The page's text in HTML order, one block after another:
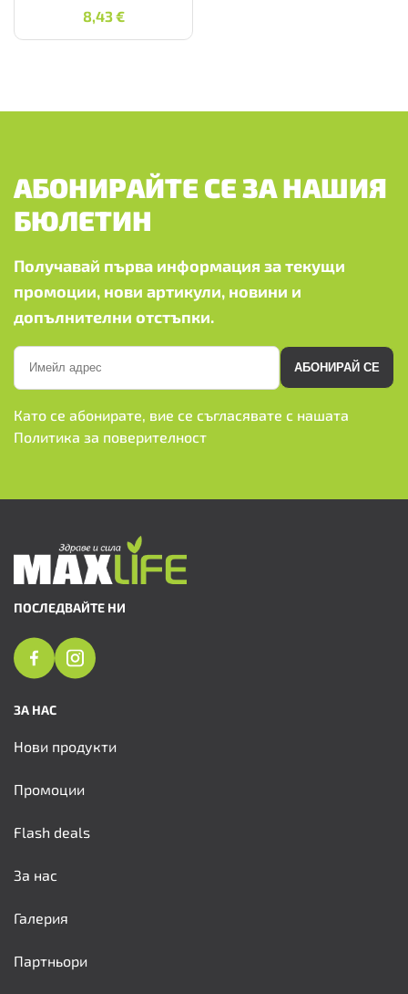
8,43€
8,43
АБОНИРАЙТЕ СЕ ЗА НАШИЯ
БЮЛЕТИН
Получавай първа информация за текущи
промоции, нови артикули, новини и
допълнителни отстъпки.
АБОНИРАЙ СЕ
Като се абонирате, вие се съгласявате с нашата
Политика за поверителност
ПОСЛЕДВАЙТЕ НИ
ЗА НАС
Нови продукти
Промоции
Flash deals
За нас
Галерия
Партньори